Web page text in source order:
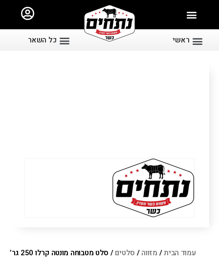
ראשי כל השאר
עמוד הבית/ מזווה/ סלטים/ סלט מטבוחה מונטה קרלו 250 גר’